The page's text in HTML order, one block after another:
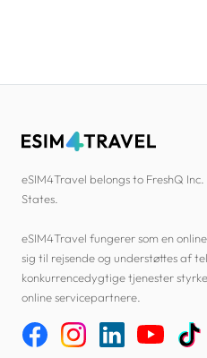
eSIM4Travel belongs to FreshQ
States.
eSIM4Travel fungerer som en
sig til rejsende og understøttes af
konkurrencedygtige tjenester
online servicepartnere.